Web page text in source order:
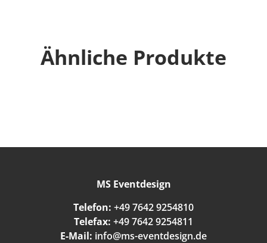
Ähnliche Produkte
MS Eventdesign
Telefon: +49 7642 9254810
Telefax: +49 7642 9254811
E-Mail: info@ms-eventdesign.de